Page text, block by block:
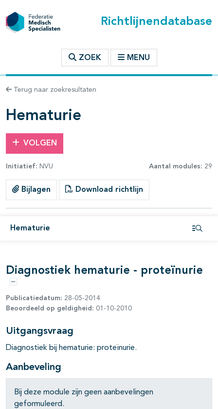
Richtlijnendatabase
ZOEK MENU
Terug naar zoekresultaten
Hematurie
VOLGEN
Initiatief: NVU Aantal modules: 29
Bijlagen Download richtlijn
Hematurie
binnen deze richtlijn
Diagnostiek hematurie - proteïnurie
Opties
Publicatiedatum: 28-05-2014
Beoordeeld op geldigheid: 01-10-2010
Uitgangsvraag
Diagnostiek bij hematurie: proteïnurie.
Aanbeveling
Bij deze module zijn geen aanbevelingen
geformuleerd.